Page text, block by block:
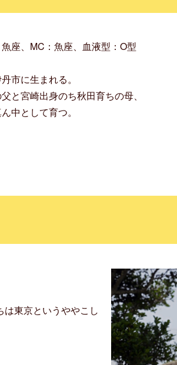
座、MC：魚座、血液型：O型
市に生まれる。
と宮崎出身のち秋田育ちの母、
中として育つ。
東京というややこし